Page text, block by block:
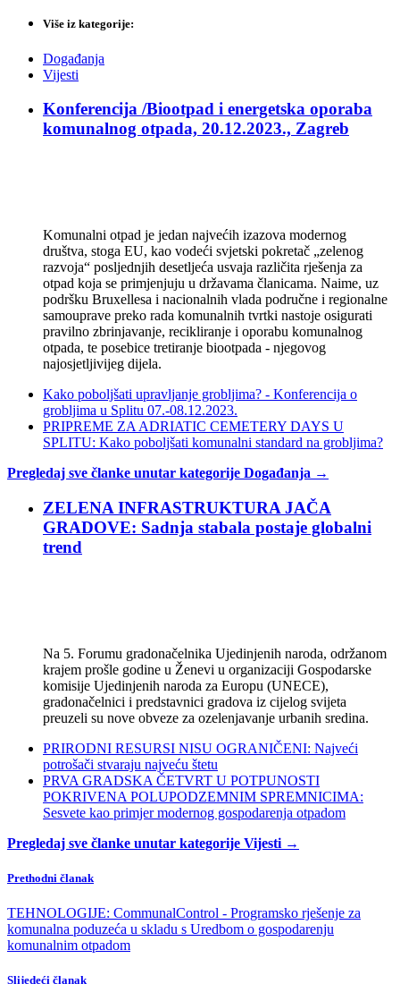
Više iz kategorije:
Događanja
Vijesti
Konferencija /Biootpad i energetska oporaba
komunalnog otpada, 20.12.2023., Zagreb
Komunalni otpad je jedan najvećih izazova modernog
društva, stoga EU, kao vodeći svjetski pokretač „zelenog
razvoja“ posljednjih desetljeća usvaja različita rješenja za
otpad koja se primjenjuju u državama članicama. Naime, uz
podršku Bruxellesa i nacionalnih vlada područne i regionalne
samouprave preko rada komunalnih tvrtki nastoje osigurati
pravilno zbrinjavanje, recikliranje i oporabu komunalnog
otpada, te posebice tretiranje biootpada - njegovog
najosjetljivijeg dijela.
Kako poboljšati upravljanje grobljima? - Konferencija o
grobljima u Splitu 07.-08.12.2023.
PRIPREME ZA ADRIATIC CEMETERY DAYS U
SPLITU: Kako poboljšati komunalni standard na grobljima?
Pregledaj sve članke unutar kategorije Događanja →
ZELENA INFRASTRUKTURA JAČA
GRADOVE: Sadnja stabala postaje globalni
trend
Na 5. Forumu gradonačelnika Ujedinjenih naroda, održanom
krajem prošle godine u Ženevi u organizaciji Gospodarske
komisije Ujedinjenih naroda za Europu (UNECE),
gradonačelnici i predstavnici gradova iz cijelog svijeta
preuzeli su nove obveze za ozelenjavanje urbanih sredina.
PRIRODNI RESURSI NISU OGRANIČENI: Najveći
potrošači stvaraju najveću štetu
PRVA GRADSKA ČETVRT U POTPUNOSTI
POKRIVENA POLUPODZEMNIM SPREMNICIMA:
Sesvete kao primjer modernog gospodarenja otpadom
Pregledaj sve članke unutar kategorije Vijesti →
Prethodni članak
TEHNOLOGIJE: CommunalControl - Programsko rješenje za
komunalna poduzeća u skladu s Uredbom o gospodarenju
komunalnim otpadom
Slijedeći članak